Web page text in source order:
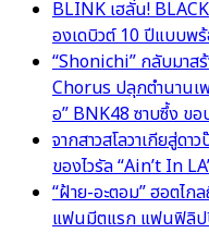
BLINK เฮลั่น!
องเดบิวต์ 10 ปีแบบพ
“Shonichi” กลับมาส
Chorus ปลุกตำนานเ
อ” BNK48 ซาบซึ้ง
จากสาวสโลวาเกียสู่ดา
ของไวรัล “Ain’t In
“ฝ้าย-อะตอม” ฮอตไก
แฟนมีตแรก แฟนฟิลิ